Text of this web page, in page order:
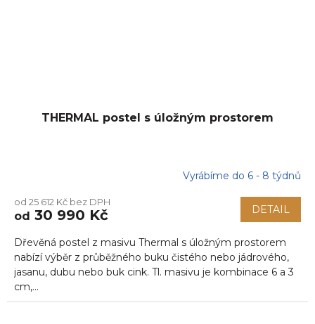
THERMAL postel s úložným prostorem
Vyrábíme do 6 - 8 týdnů
od 25 612 Kč bez DPH
od 30 990 Kč DETAIL
Dřevěná postel z masivu Thermal s úložným prostorem
nabízí výběr z průběžného buku čistého nebo jádrového,
jasanu, dubu nebo buk cink. Tl. masivu je kombinace 6 a 3
cm,...